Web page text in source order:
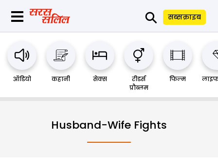
⚲ सब्सक्राइब
ऑडियो कहानी सेक्स
रीडर्स
प्रौब्लम
फिल्म
Husband-Wife Fights